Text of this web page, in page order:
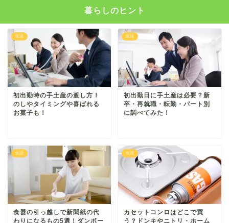
暮らしのヒント
生活
初出勤時の手土産の渡し方！
のしやタイミングや喜ばれる
お菓子も！
生活
初出勤日に手土産は必要？新
卒・再就職・転勤・パート別
に調べてみた！
生活
食器の引っ越しで新聞紙の代
わりになるもの5選！ダンボー
生活
カセットコンロはどこで買
う？ドンキやニトリ・ホーム